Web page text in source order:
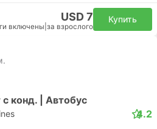
USD 7
включены за взрослого
Купить
конд. | Автобус
4.2